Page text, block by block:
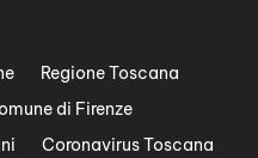
Regione Toscana
di Firenze
Coronavirus Toscana